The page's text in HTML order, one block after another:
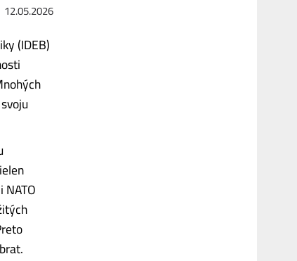
12.05.2026
(IDEB)